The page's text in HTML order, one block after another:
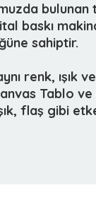
bulunan
baskı
sahiptir.
renk, ışık
Tablo
flaş gibi